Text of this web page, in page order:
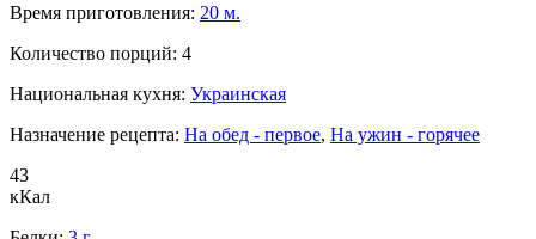
Время приготовления: 20 м.
Количество порций: 4
Национальная кухня: Украинская
Назначение рецепта: На обед - первое, На ужин - горячее
43
кКал